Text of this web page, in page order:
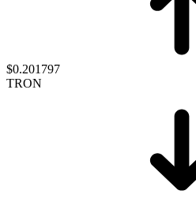
$0.201797
TRON